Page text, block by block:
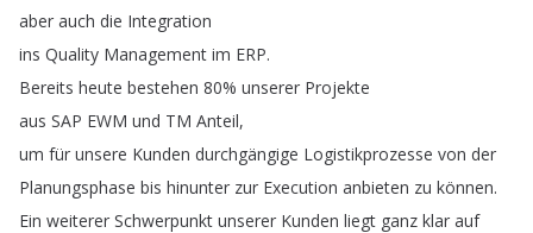
aber auch die Integration
ins Quality Management im ERP.
Bereits heute bestehen 80% unserer Projekte
aus SAP EWM und TM Anteil,
um für unsere Kunden durchgängige Logistikprozesse von der
Planungsphase bis hinunter zur Execution anbieten zu können.
Ein weiterer Schwerpunkt unserer Kunden liegt ganz klar auf